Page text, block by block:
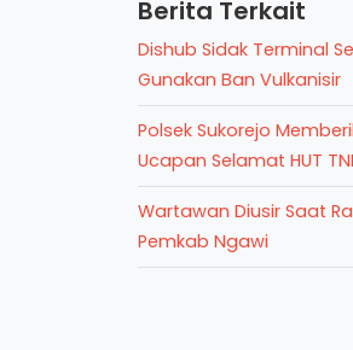
Berita Terkait
Dishub Sidak Terminal
Gunakan Ban Vulkanisir
Polsek Sukorejo
Ucapan Selamat HUT
Wartawan Diusir Saat
Pemkab Ngawi